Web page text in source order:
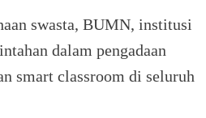
swasta, BUMN, institusi
dalam pengadaan
smart classroom di seluruh